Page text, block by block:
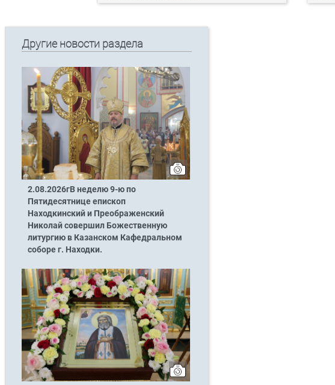
Другие новости раздела
2.08.2026гВ неделю 9-ю по
Пятидесятнице епископ
Находкинский и Преображенский
Николай совершил Божественную
литургию в Казанском Кафедральном
соборе г. Находки.